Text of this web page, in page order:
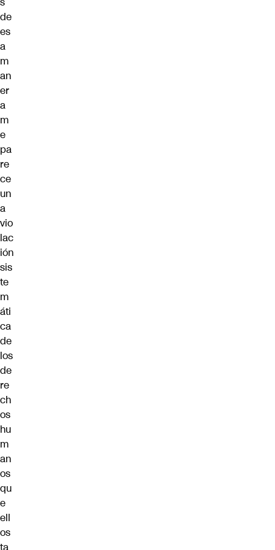
de
es
a
m
an
er
a
m
e
pa
re
ce
un
a
vio
lac
ión
sis
te
m
áti
ca
de
los
de
re
ch
os
hu
m
an
os
qu
e
ell
os
ta